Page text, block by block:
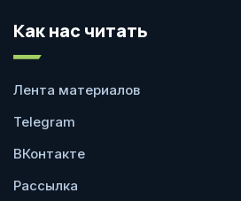
Как нас читать
Лента материалов
Telegram
ВКонтакте
Рассылка